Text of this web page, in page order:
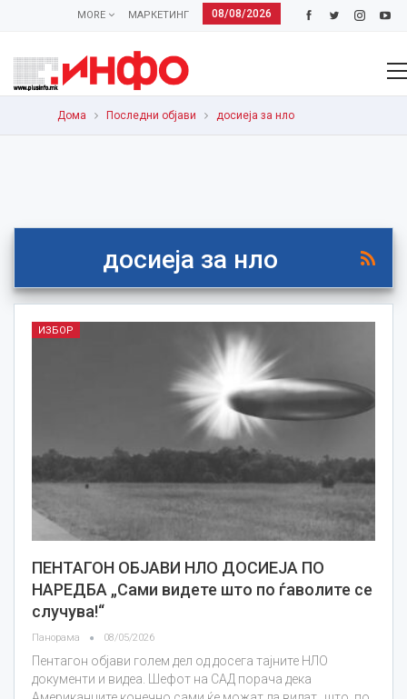
08/08/2026
МАРКЕТИНГ
MORE
Дома Последни објави досиеја за нло
досиеја за нло
ИЗБОР
ПЕНТАГОН ОБЈАВИ НЛО ДОСИЕЈА ПО
НАРЕДБА „Сами видете што по ѓаволите се
случува!“
Панорама 08/05/2026
Пентагон објави голем дел од досега тајните НЛО
документи и видеа. Шефот на САД порача дека